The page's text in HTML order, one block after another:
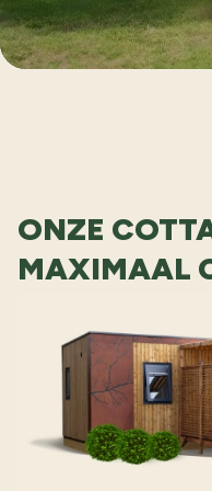
ONZE
MAXIMAAL